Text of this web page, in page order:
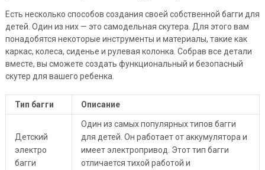
Есть несколько способов создания своей собственной багги для
детей. Один из них — это самодельная скутера. Для этого вам
понадобятся некоторые инструменты и материалы, такие как
каркас, колеса, сиденье и рулевая колонка. Собрав все детали
вместе, вы сможете создать функциональный и безопасный
скутер для вашего ребенка.
Тип багги Описание
Детский
электро
багги
Один из самых популярных типов багги
для детей. Он работает от аккумулятора и
имеет электропривод. Этот тип багги
отличается тихой работой и